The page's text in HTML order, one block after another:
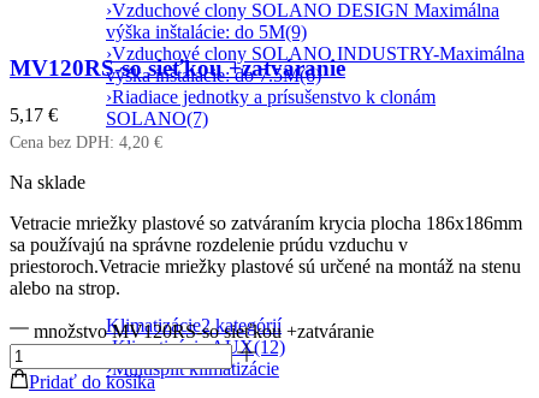
›Vzduchové clony SOLANO DESIGN Maximálna
výška inštalácie: do 5M(9)
›Vzduchové clony SOLANO INDUSTRY-Maximálna
výška inštalácie: do 7.5M(6)
›Riadiace jednotky a prísušenstvo k clonám
SOLANO(7)
Klimatizácie2 kategórií
›Klimatizácie AUX(12)
›Multisplit klimatizácie
MV120RS-so sieťkou +zatváranie
5,17 €
Cena bez DPH: 4,20 €
Na sklade
Vetracie mriežky plastové so zatváraním krycia plocha 186x186mm
sa používajú na správne rozdelenie prúdu vzduchu v
priestoroch.Vetracie mriežky plastové sú určené na montáž na stenu
alebo na strop.
množstvo MV120RS-so sieťkou +zatváranie
Pridať do košíka